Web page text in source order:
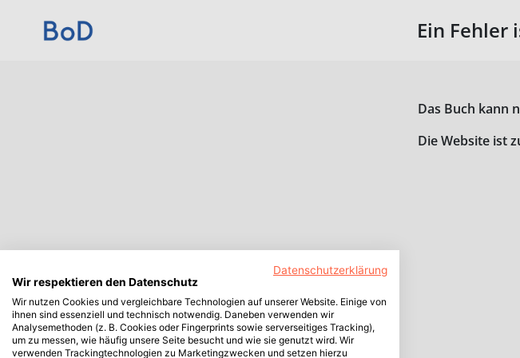
Ein Fehler
Das Buch kann
Die Website ist
Datenschutzerklärung
Wir respektieren den Datenschutz
Wir nutzen Cookies und vergleichbare Technologien auf unserer Website. Einige von
ihnen sind essenziell und technisch notwendig. Daneben verwenden wir
Analysemethoden (z. B. Cookies oder Fingerprints sowie serverseitiges Tracking),
um zu messen, wie häufig unsere Seite besucht und wie sie genutzt wird. Wir
verwenden Trackingtechnologien zu Marketingzwecken und setzen hierzu